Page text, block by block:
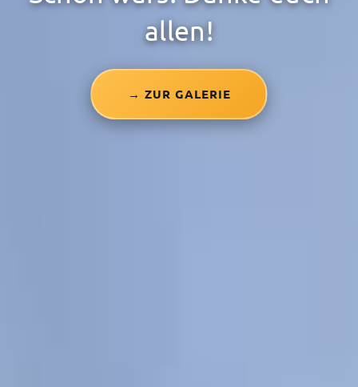
allen!
→ ZUR GALERIE